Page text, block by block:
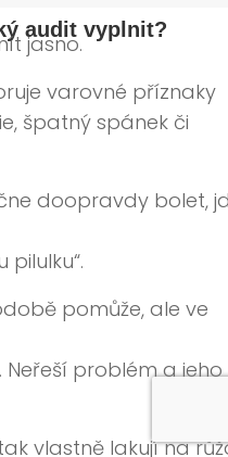
audit vyplnit?
jasno.
varovné příznaky
špatný spánek či
doopravdy bolet,
pilulku“.
pomůže, ale ve
problém a jeho
vlastně lakují na